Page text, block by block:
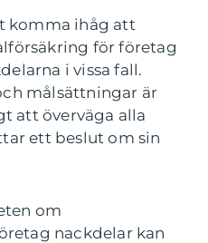
komma ihåg att
för företag
i vissa fall.
målsättningar är
att överväga alla
ett beslut om sin
om
nackdelar kan